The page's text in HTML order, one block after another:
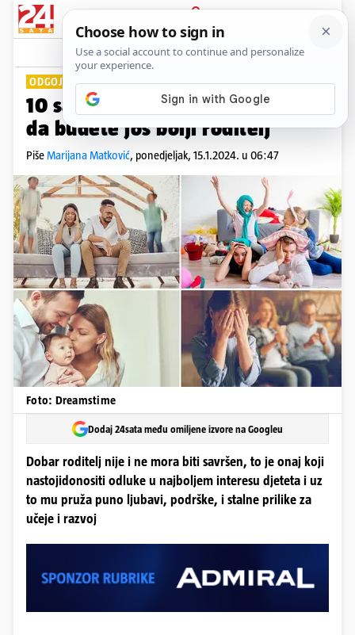
PRIJAVA
Lifestyle Komentari
ODGOJ DJECE
10 savjeta koji će vam pomoći
da budete još bolji roditelj
PišeMarijana Matković, ponedjeljak, 15.1.2024. u 06:47
Foto: Dreamstime
Dodaj 24sata među omiljene izvore na Googleu
Dobar roditelj nije i ne mora biti savršen, to je onaj koji
nastojidonositi odluke u najboljem interesu djeteta i uz
to mu pruža puno ljubavi, podrške, i stalne prilike za
učeje i razvoj